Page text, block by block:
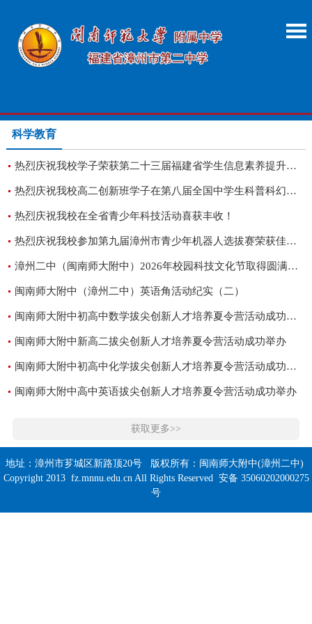
科学教育
热烈庆祝我校学子荣获第二十三届福建省学生信息素养提升实践大奖！
热烈庆祝我校高二创新班学子在第八届全国中学生科普科幻作文大赛中喜获大奖！
热烈庆祝我校在全省青少年科技活动喜获丰收！
热烈庆祝我校参加第九届漳州市青少年机器人选拔赛荣获佳绩！
漳州二中（闽南师大附中）2026年校园科技文化节取得圆满成功
闽南师大附中（漳州二中）英语角活动纪实（二）
闽南师大附中初高中数学拔尖创新人才培养夏令营活动成功举办
闽南师大附中新高二拔尖创新人才培养夏令营活动成功举办
闽南师大附中初高中化学拔尖创新人才培养夏令营活动成功举办
闽南师大附中高中英语拔尖创新人才培养夏令营活动成功举办
获取更多>>
地址：漳州市芗城区新路顶20号 版权所有：闽南师大附中(漳州二中)
Copyright 2013 fz.mnnu.edu.cn All Rights Reserved 安备 35060202000275
号